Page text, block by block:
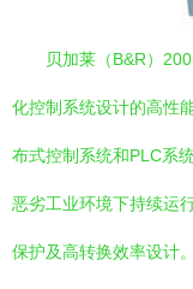
贝加莱（B&R）
化控制系统设计的高性
布式控制系统和PLC系
恶劣工业环境下持续运
保护及高转换效率设计